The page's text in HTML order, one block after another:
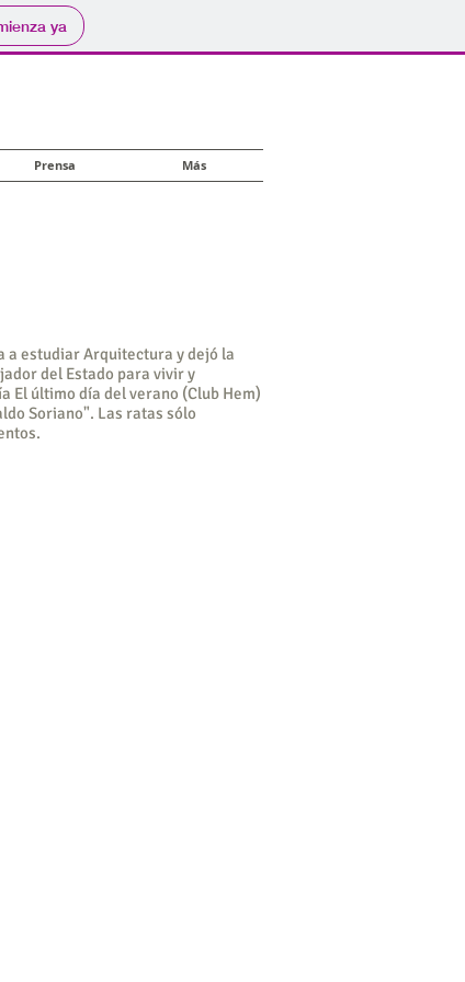
ya
Prensa Más
a estudiar Arquitectura y dejó la
del Estado para vivir y
El último día del verano (Club Hem)
Soriano". Las ratas sólo